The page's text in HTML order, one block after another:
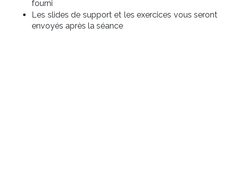
fourni
Les slides de support et les exercices vous seront
envoyés après la séance